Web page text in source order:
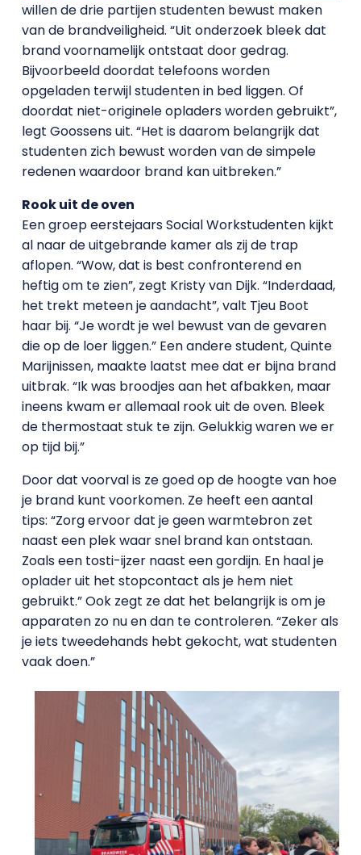
willen de drie partijen studenten bewust maken
van de brandveiligheid. “Uit onderzoek bleek dat
brand voornamelijk ontstaat door gedrag.
Bijvoorbeeld doordat telefoons worden
opgeladen terwijl studenten in bed liggen. Of
doordat niet-originele opladers worden gebruikt”,
legt Goossens uit. “Het is daarom belangrijk dat
studenten zich bewust worden van de simpele
redenen waardoor brand kan uitbreken.”
Rook uit de oven
Een groep eerstejaars Social Workstudenten kijkt
al naar de uitgebrande kamer als zij de trap
aflopen. “Wow, dat is best confronterend en
heftig om te zien”, zegt Kristy van Dijk. “Inderdaad,
het trekt meteen je aandacht”, valt Tjeu Boot
haar bij. “Je wordt je wel bewust van de gevaren
die op de loer liggen.” Een andere student, Quinte
Marijnissen, maakte laatst mee dat er bijna brand
uitbrak. “Ik was broodjes aan het afbakken, maar
ineens kwam er allemaal rook uit de oven. Bleek
de thermostaat stuk te zijn. Gelukkig waren we er
op tijd bij.”
Door dat voorval is ze goed op de hoogte van hoe
je brand kunt voorkomen. Ze heeft een aantal
tips: “Zorg ervoor dat je geen warmtebron zet
naast een plek waar snel brand kan ontstaan.
Zoals een tosti-ijzer naast een gordijn. En haal je
oplader uit het stopcontact als je hem niet
gebruikt.” Ook zegt ze dat het belangrijk is om je
apparaten zo nu en dan te controleren. “Zeker als
je iets tweedehands hebt gekocht, wat studenten
vaak doen.”